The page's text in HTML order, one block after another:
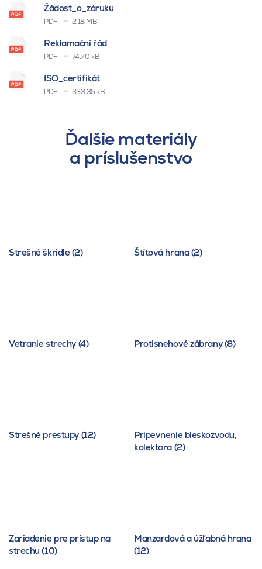
Žádost_o_záruku
PDF 2.18 MB
Reklamační řád
PDF 74.70 kB
ISO_certifikát
PDF 333.35 kB
Ďalšie materiály
a príslušenstvo
Strešné škridle (2) Štítová hrana (2)
Vetranie strechy (4) Protisnehové zábrany (8)
Strešné prestupy (12)
Pripevnenie bleskozvodu,
kolektora (2)
Zariadenie pre prístup na
strechu (10)
Manzardová a úžľabná hrana
(12)